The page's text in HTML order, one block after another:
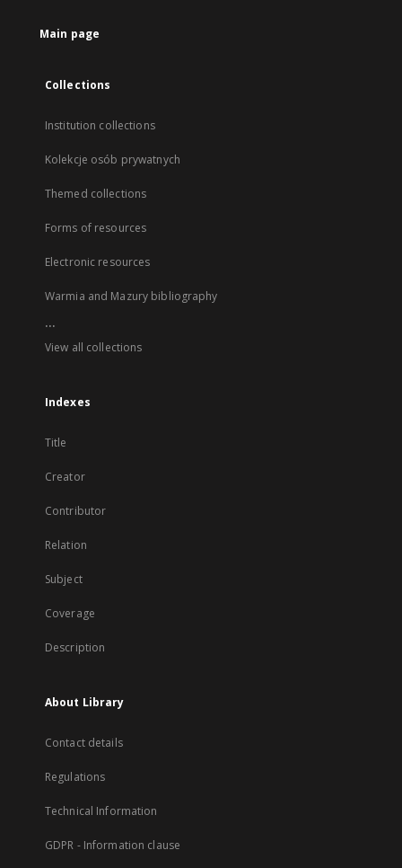
Main page
Collections
Institution collections
Kolekcje osób prywatnych
Themed collections
Forms of resources
Electronic resources
Warmia and Mazury bibliography
...
View all collections
Indexes
Title
Creator
Contributor
Relation
Subject
Coverage
Description
About Library
Contact details
Regulations
Technical Information
GDPR - Information clause